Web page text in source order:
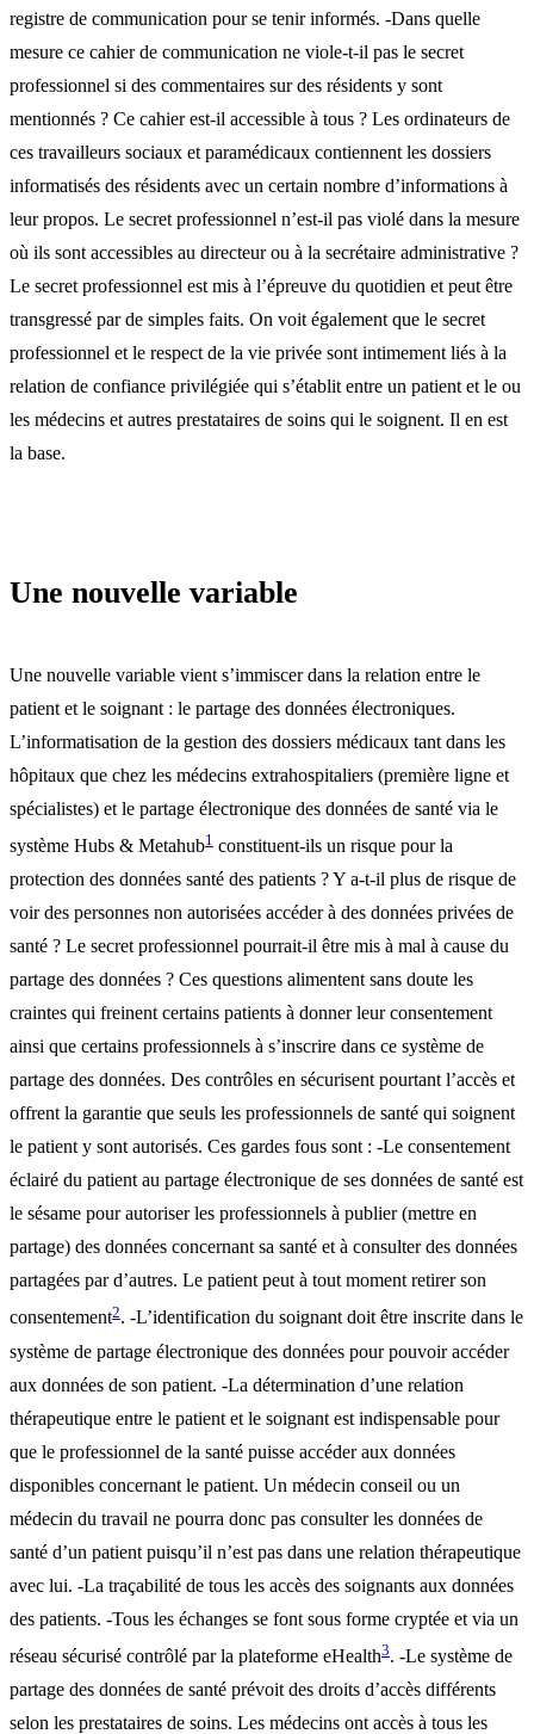
registre de communication pour se tenir informés. -Dans quelle
mesure ce cahier de communication ne viole-t-il pas le secret
professionnel si des commentaires sur des résidents y sont
mentionnés ? Ce cahier est-il accessible à tous ? Les ordinateurs de
ces travailleurs sociaux et paramédicaux contiennent les dossiers
informatisés des résidents avec un certain nombre d’informations à
leur propos. Le secret professionnel n’est-il pas violé dans la mesure
où ils sont accessibles au directeur ou à la secrétaire administrative ?
Le secret professionnel est mis à l’épreuve du quotidien et peut être
transgressé par de simples faits. On voit également que le secret
professionnel et le respect de la vie privée sont intimement liés à la
relation de confiance privilégiée qui s’établit entre un patient et le ou
les médecins et autres prestataires de soins qui le soignent. Il en est
la base.
Une nouvelle variable
Une nouvelle variable vient s’immiscer dans la relation entre le
patient et le soignant : le partage des données électroniques.
L’informatisation de la gestion des dossiers médicaux tant dans les
hôpitaux que chez les médecins extrahospitaliers (première ligne et
spécialistes) et le partage électronique des données de santé via le
système Hubs & Metahub1 constituent-ils un risque pour la
protection des données santé des patients ? Y a-t-il plus de risque de
voir des personnes non autorisées accéder à des données privées de
santé ? Le secret professionnel pourrait-il être mis à mal à cause du
partage des données ? Ces questions alimentent sans doute les
craintes qui freinent certains patients à donner leur consentement
ainsi que certains professionnels à s’inscrire dans ce système de
partage des données. Des contrôles en sécurisent pourtant l’accès et
offrent la garantie que seuls les professionnels de santé qui soignent
le patient y sont autorisés. Ces gardes fous sont : -Le consentement
éclairé du patient au partage électronique de ses données de santé est
le sésame pour autoriser les professionnels à publier (mettre en
partage) des données concernant sa santé et à consulter des données
partagées par d’autres. Le patient peut à tout moment retirer son
consentement2. -L’identification du soignant doit être inscrite dans le
système de partage électronique des données pour pouvoir accéder
aux données de son patient. -La détermination d’une relation
thérapeutique entre le patient et le soignant est indispensable pour
que le professionnel de la santé puisse accéder aux données
disponibles concernant le patient. Un médecin conseil ou un
médecin du travail ne pourra donc pas consulter les données de
santé d’un patient puisqu’il n’est pas dans une relation thérapeutique
avec lui. -La traçabilité de tous les accès des soignants aux données
des patients. -Tous les échanges se font sous forme cryptée et via un
réseau sécurisé contrôlé par la plateforme eHealth3. -Le système de
partage des données de santé prévoit des droits d’accès différents
selon les prestataires de soins. Les médecins ont accès à tous les